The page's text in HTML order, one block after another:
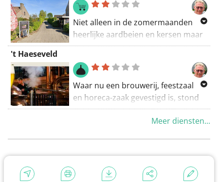
Niet alleen in de zomermaanden
heerlijke aardbeien en kersen maar
tevens lekker ijs en seizoen
adresje rij je niet zomaar voorbij.
't Haeseveld
Waar nu een brouwerij, feestzaal
en horeca-zaak gevestigd is, stond
vroeger één van de grootste en
destijds modernste bloemisterijen
bloeiend tuinbouwbedrijf op het
toenmalige driegemeentenpunt
Meer diensten...